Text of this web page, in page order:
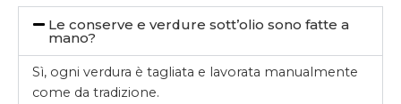
Le conserve e verdure sott’olio sono fatte a
mano?
Sì, ogni verdura è tagliata e lavorata manualmente
come da tradizione.